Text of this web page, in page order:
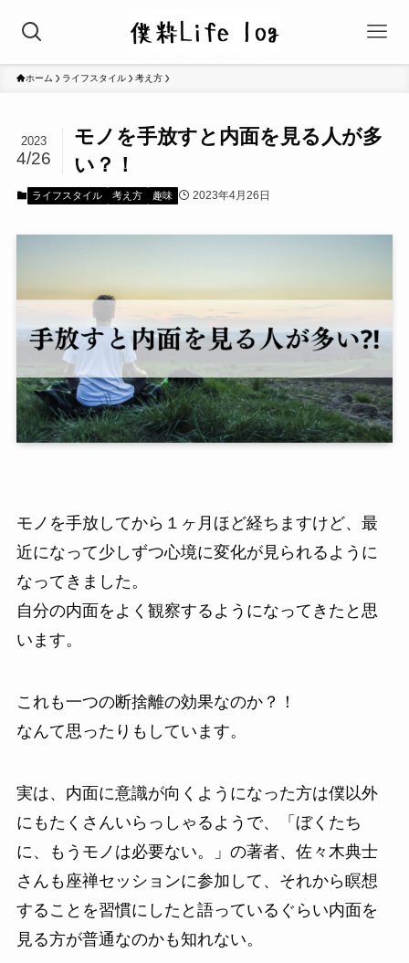
ホーム ライフスタイル 考え方
モノを手放すと内面を見る人が多
い？！
2023
4/26
ライフスタイル 考え方 趣味 2023年4月26日
モノを手放してから１ヶ月ほど経ちますけど、最
近になって少しずつ心境に変化が見られるように
なってきました。
自分の内面をよく観察するようになってきたと思
います。
これも一つの断捨離の効果なのか？！
なんて思ったりもしています。
実は、内面に意識が向くようになった方は僕以外
にもたくさんいらっしゃるようで、「ぼくたち
に、もうモノは必要ない。」の著者、佐々木典士
さんも座禅セッションに参加して、それから瞑想
することを習慣にしたと語っているぐらい内面を
見る方が普通なのかも知れない。